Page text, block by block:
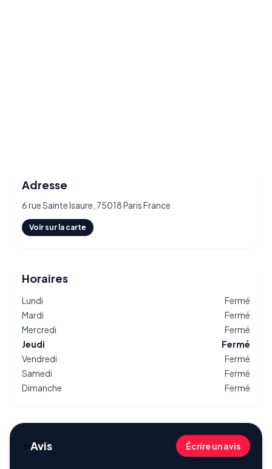
Adresse
6 rue Sainte Isaure, 75018 Paris France
Voir sur la carte
Horaires
Lundi
Fermé
Mardi
Fermé
Mercredi
Fermé
Jeudi
Fermé
Vendredi
Fermé
Samedi
Fermé
Dimanche
Fermé
⭐Avis Écrire un avis